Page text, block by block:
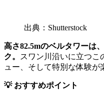
出典：Shutterstock
高さ82.5mのベルタワーは
ク。
スワン川沿いに立つこ
ュー、そして特別な体験が
💡 おすすめポイント